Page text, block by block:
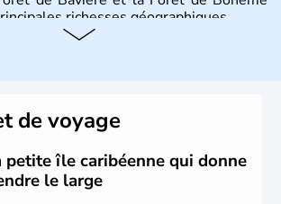
richesses géographiques.
d'une grande autonomie. Le pays
grands noms qu'il a vu naître dans tous
arts à la politique en passant par la
Gutenberg, Heidegger, Thomas Mann,
bien Hegel en font partie.
de voyage
petite île caribéenne qui donne
le large